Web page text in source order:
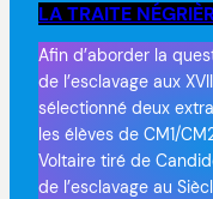
LA TRAITE
Afin d’aborder la
de l’esclavage aux
sélectionné deux
les élèves de CM1/
Voltaire tiré de
de l’esclavage au